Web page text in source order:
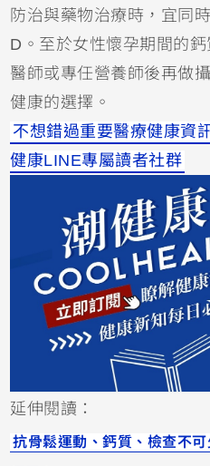
防治與藥物治療時，宜同
D。至於女性懷孕期間的
醫師或專任營養師後再做
健康的選擇。
不想錯過重要醫療健康資
健康LINE專屬讀者社群
延伸閱讀：
抗骨鬆運動、鈣質、檢查不